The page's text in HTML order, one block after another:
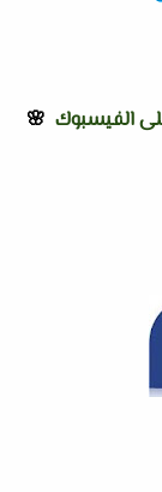
الفيسبوك 🌸